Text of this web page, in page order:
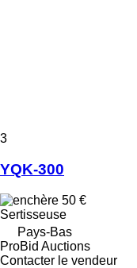
3
YQK-300
50 €
Sertisseuse
Pays-Bas
ProBid Auctions
Contacter le vendeur